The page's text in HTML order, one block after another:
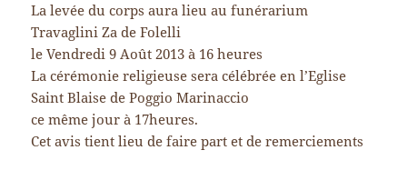
La levée du corps aura lieu au funérarium
Travaglini Za de Folelli
le Vendredi 9 Août 2013 à 16 heures
La cérémonie religieuse sera célébrée en l’Eglise
Saint Blaise de Poggio Marinaccio
ce même jour à 17heures.
Cet avis tient lieu de faire part et de remerciements